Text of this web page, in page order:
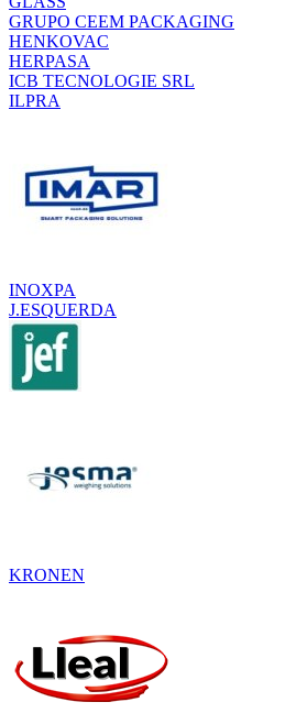
GRUPO CEEM PACKAGING
HENKOVAC
HERPASA
ICB TECNOLOGIE SRL
ILPRA
INOXPA
J.ESQUERDA
KRONEN